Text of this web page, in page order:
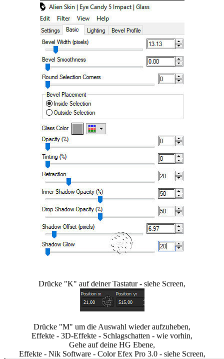
Drücke "K" auf deiner Tastatur - siehe Screen,
Drücke "M" um die Auswahl wieder aufzuheben,
Effekte - 3D-Effekte - Schlagschatten - wie vorhin,
Gehe auf deine HG Ebene,
Effekte - Nik Software - Color Efex Pro 3.0 - siehe Screen,